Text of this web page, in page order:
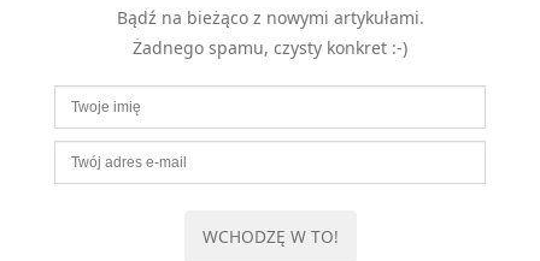
WordPress
MOBILE
Android
KONTROLA WERSJI
SQL
Bądź na bieżąco z nowymi artykułami.
Żadnego spamu, czysty konkret :-)